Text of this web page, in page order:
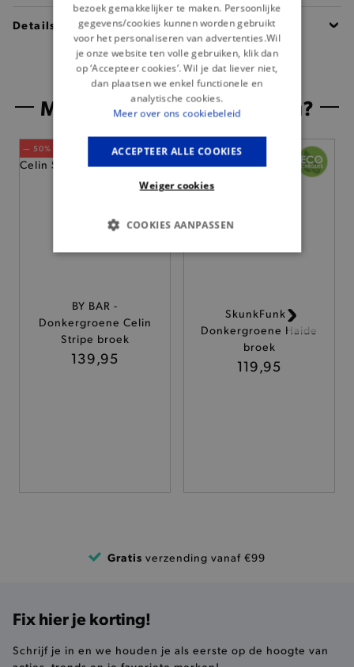
Details
Misschien is dit iets voor jou?
— 50% *
BY BAR -
Donkergroene Celin
Stripe broek
139,95
— 50% *
SkunkFunk -
Donkergroene Haide
broek
119,95
Gratis verzending vanaf €99
Fix hier je korting!
Schrijf je in en we houden je als eerste op de hoogte van
bezoek gemakkelijker te maken. Persoonlijke
gegevens/cookies kunnen worden gebruikt
voor het personaliseren van advertenties.Wil
je onze website ten volle gebruiken, klik dan
op ‘Accepteer cookies’. Wil je dat liever niet,
dan plaatsen we enkel functionele en
analytische cookies.
Meer over ons cookiebeleid
ACCEPTEER ALLE COOKIES
Weiger cookies
COOKIES AANPASSEN
BASIS COOKIES
TARGETING
De strikt noodzakelijke cookies verbeteren jouw
niet jouw identiteit.